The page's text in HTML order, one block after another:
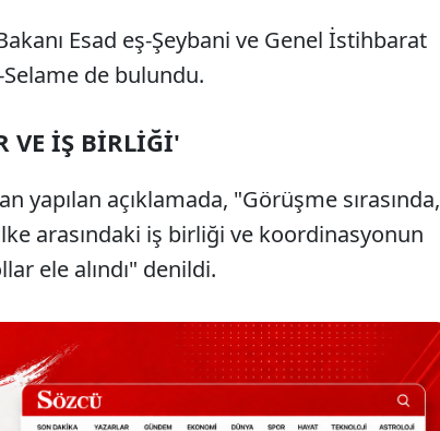
Esad eş-Şeybani ve Genel İstihbarat
Selame de bulundu.
VE İŞ BİRLİĞİ'
yapılan açıklamada, "Görüşme sırasında,
arasındaki iş birliği ve koordinasyonun
ele alındı" denildi.